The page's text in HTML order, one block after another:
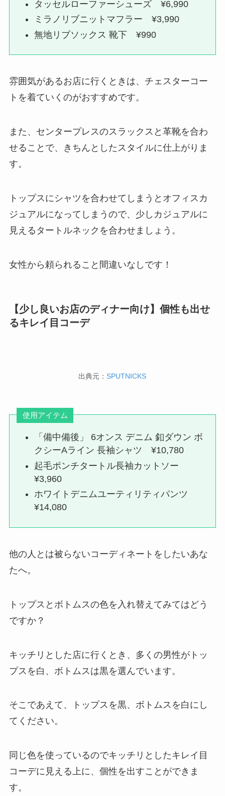
タッセルローファーシューズ ¥6,990
ミラノリブニットマフラー ¥3,990
無地リブソックス 靴下 ¥990
雰囲気があるお店に行くときは、チェスターコー
トを着ていくのがおすすめです。
また、センタープレスのスラックスと革靴を合わ
せることで、きちんとしたスタイルに仕上がりま
す。
トップスにシャツを合わせてしまうとオフィスカ
ジュアルになってしまうので、少しカジュアルに
見えるタートルネックを合わせましょう。
女性から頼られること間違いなしです！
【少し良いお店のディナー向け】個性も出せ
るキレイ目コーデ
出典元： SPUTNICKS
使用アイテム
「備中備後」 6オンス デニム 釦ダウン ボ
クシーAライン 長袖シャツ ¥10,780
起毛ポンチタートル長袖カットソー
¥3,960
ホワイトデニムユーティリティパンツ
¥14,080
他の人とは被らないコーディネートをしたいあな
たへ。
トップスとボトムスの色を入れ替えてみてはどう
ですか？
キッチリとした店に行くとき、多くの男性がトッ
プスを白、ボトムスは黒を選んでいます。
そこであえて、トップスを黒、ボトムスを白にし
てください。
同じ色を使っているのでキッチリとしたキレイ目
コーデに見える上に、個性を出すことができま
す。